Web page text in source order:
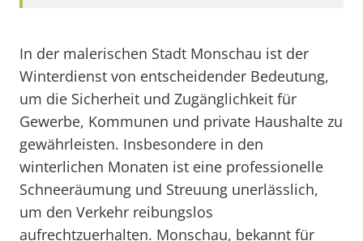
In der malerischen Stadt Monschau ist der
Winterdienst von entscheidender Bedeutung,
um die Sicherheit und Zugänglichkeit für
Gewerbe, Kommunen und private Haushalte zu
gewährleisten. Insbesondere in den
winterlichen Monaten ist eine professionelle
Schneeräumung und Streuung unerlässlich,
um den Verkehr reibungslos
aufrechtzuerhalten. Monschau, bekannt für